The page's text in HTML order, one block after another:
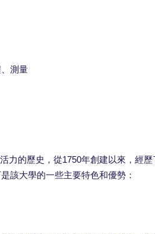
測量
力的歷史，從1750年創建以來，經歷
該大學的一些主要特色和優勢：